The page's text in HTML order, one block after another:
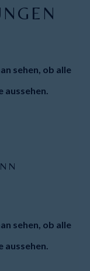
sehen, ob alle
aussehen.
sehen, ob alle
aussehen.